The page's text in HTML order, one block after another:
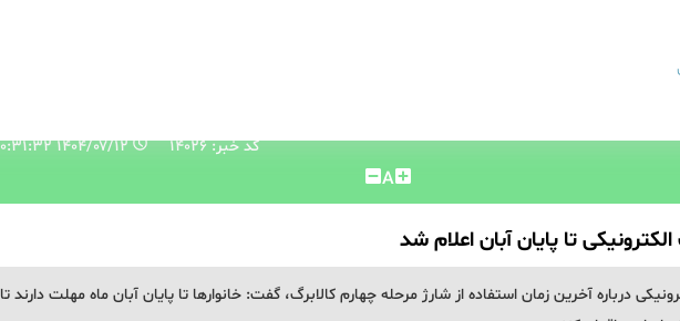
کد خبر: 14026 ۱۴۰۴/۰۷/۱۲ ۱۰:۳۱:۳۲
A
تا پایان آبان اعلام شد
درباره آخرین زمان استفاده از شارژ مرحله چهارم کالابرگ، گفت: خانوارها تا پایان آبان ماه مهلت دارند تا